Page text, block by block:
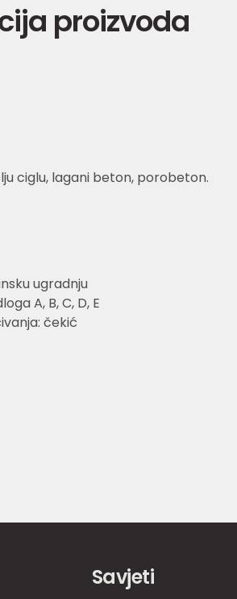
proizvoda
ciglu, lagani beton, porobeton.
ugradnju
A, B, C, D, E
čekić
Savjeti